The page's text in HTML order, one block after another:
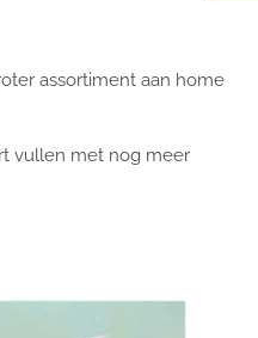
assortiment aan home
vullen met nog meer